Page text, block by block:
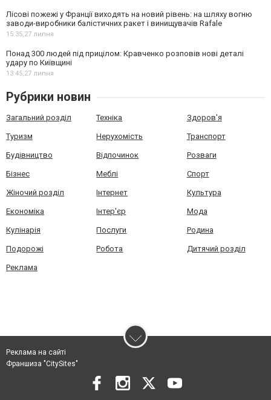
Лісові пожежі у Франції виходять на новий рівень: на шляху вогню
заводи-виробники балістичних ракет і винищувачів Rafale
15:35,27 липня
Понад 300 людей під прицілом: Кравченко розповів нові деталі
удару по Київщині
13:45,27 липня
Рубрики новин
Загальний розділ Техніка Здоров'я
Туризм Нерухомість Транспорт
Будівництво Відпочинок Розваги
Бізнес Меблі Спорт
Жіночий розділ Інтернет Культура
Економіка Інтер'єр Мода
Кулінарія Послуги Родина
Подорожі Робота Дитячий розділ
Реклама
Реклама на сайті
Франшиза "CitySites"